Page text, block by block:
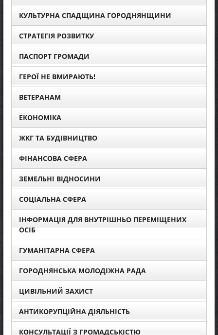
КУЛЬТУРНА СПАДЩИНА ГОРОДНЯНЩИНИ
СТРАТЕГІЯ РОЗВИТКУ
ПАСПОРТ ГРОМАДИ
ГЕРОЇ НЕ ВМИРАЮТЬ!
ВЕТЕРАНАМ
ЕКОНОМІКА
ЖКГ ТА БУДІВНИЦТВО
ФІНАНСОВА СФЕРА
ЗЕМЕЛЬНІ ВІДНОСИНИ
СОЦІАЛЬНА СФЕРА
ІНФОРМАЦІЯ ДЛЯ ВНУТРІШНЬО ПЕРЕМІЩЕНИХ
ОСІБ
ГУМАНІТАРНА СФЕРА
ГОРОДНЯНСЬКА МОЛОДІЖНА РАДА
ЦИВІЛЬНИЙ ЗАХИСТ
АНТИКОРУПЦІЙНА ДІЯЛЬНІСТЬ
КОНСУЛЬТАЦІЇ З ГРОМАДСЬКІСТЮ